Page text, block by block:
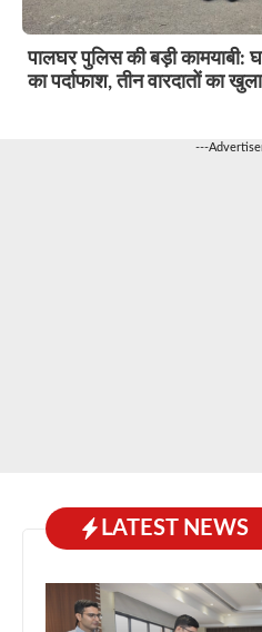
पालघर पुलिस की बड़ी कामयाबी:
का पर्दाफाश, तीन वारदातों का
---
LATEST NEWS